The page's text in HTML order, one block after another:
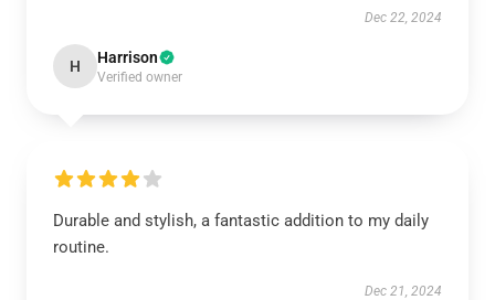
Dec 22, 2024
H Harrison
Verified owner
Durable and stylish, a fantastic addition to my daily
routine.
Dec 21, 2024